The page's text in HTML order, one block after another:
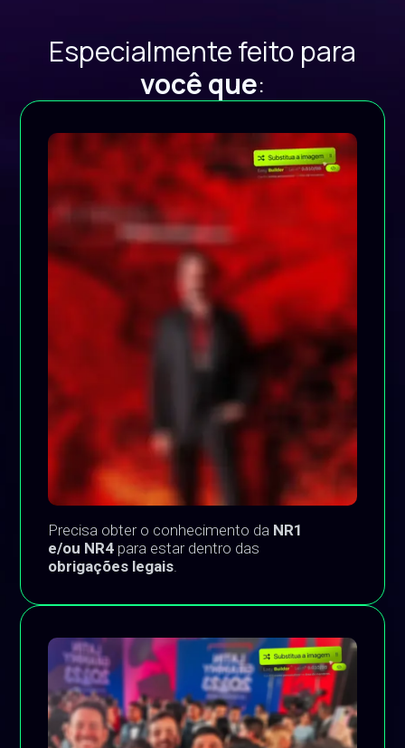
Especialmente feito para
você que:
Precisa obter o conhecimento da NR1
e/ou NR4 para estar dentro das
obrigações legais